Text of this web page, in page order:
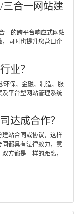
三合一网站建
一的跨平台响应式网站
，同时也提升您营口企
业？
环保、金融、制造、服
及平台型网站管理系统
达成合作？
建站合同或协议，这样
同都具有法律效力，意
方都是一样的距离，